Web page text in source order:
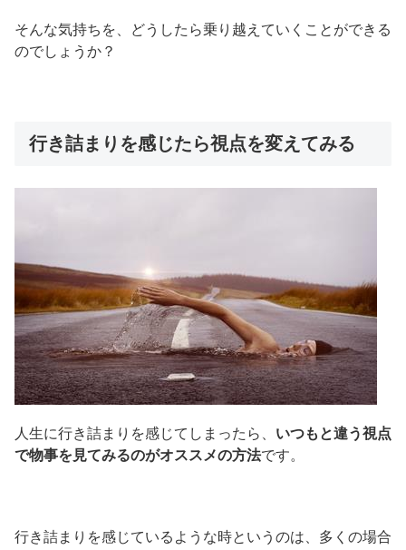
そんな気持ちを、どうしたら乗り越えていくことができる
のでしょうか？
行き詰まりを感じたら視点を変えてみる
人生に行き詰まりを感じてしまったら、 いつもと違う視点
で物事を見てみるのがオススメの方法です。
行き詰まりを感じているような時というのは、多くの場合